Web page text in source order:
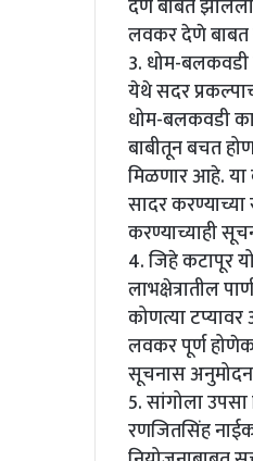
देणे बाबत
लवकर देणे
3. धोम-बलकवडी
येथे सदर
धोम-बलकवडी
बाबीतून बचत
मिळणार आहे. या
सादर
करण्याच्याही
4. जिहे कटापूर
लाभक्षेत्रातील
कोणत्या
लवकर पूर्ण
सूचनास
5. सांगोला
रणजितसिंह